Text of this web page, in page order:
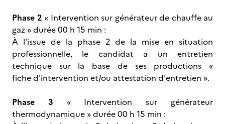
Phase 2 « Intervention sur générateur de chauffe au
gaz » durée 00 h 15 min :
À l'issue de la phase 2 de la mise en situation
professionnelle, le candidat a un entretien
technique sur la base de ses productions «
fiche d'intervention et/ou attestation d'entretien ».
Phase 3 « Intervention sur générateur
thermodynamique » durée 00 h 15 min :